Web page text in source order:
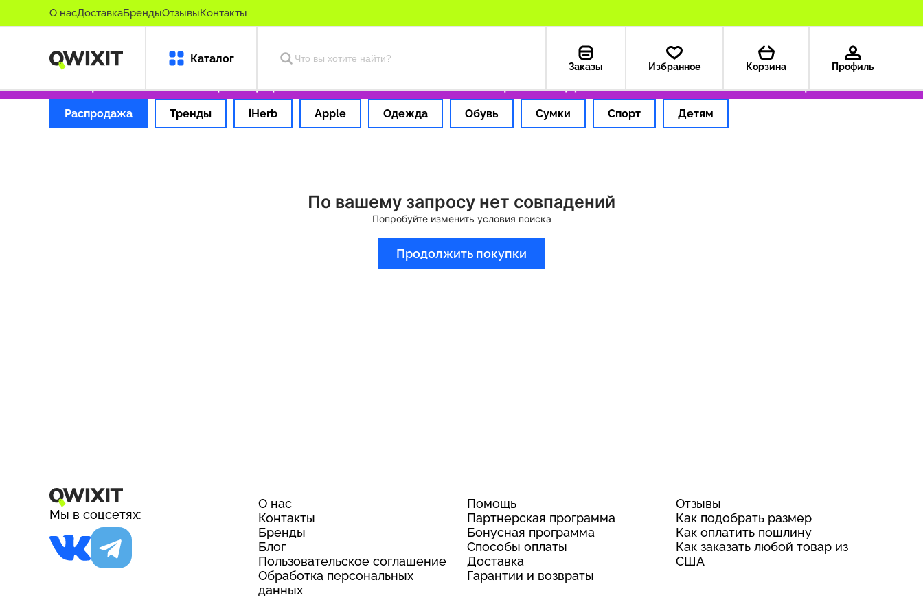
О насДоставкаБрендыОтзывыКонтакты
Каталог
Заказы Избранное Корзина Профиль
₽ Только оригинальные товары Оформляем заказ за 1 час Оплата картой РФ Доставка из США — 199 ₽ Только оригинальные
Распродажа Тренды iHerb Apple Одежда Обувь Сумки Спорт Детям
По вашему запросу нет совпадений
Попробуйте изменить условия поиска
Продолжить покупки
Мы в соцсетях:
О нас
Контакты
Бренды
Блог
Пользовательское соглашение
Обработка персональных
данных
Помощь
Партнерская программа
Бонусная программа
Способы оплаты
Доставка
Гарантии и возвраты
Отзывы
Как подобрать размер
Как оплатить пошлину
Как заказать любой товар из
США